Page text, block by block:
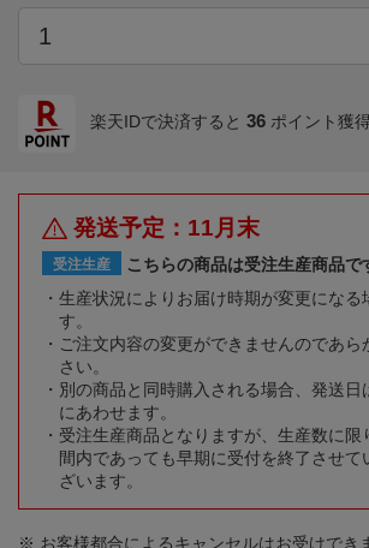
楽天IDで決済すると 36 ポイント獲
発送予定：11月末
受注生産
こちらの商品は受注生産商品で
生産状況によりお届け時期が変更になる
す。
ご注文内容の変更ができませんのであら
さい。
別の商品と同時購入される場合、発送日
にあわせます。
受注生産商品となりますが、生産数に限
間内であっても早期に受付を終了させて
ざいます。
※ お客様都合によるキャンセルはお受けでき